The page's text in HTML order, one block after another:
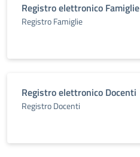
Registro elettronico Famiglie
Registro Famiglie
Registro elettronico Docenti
Registro Docenti